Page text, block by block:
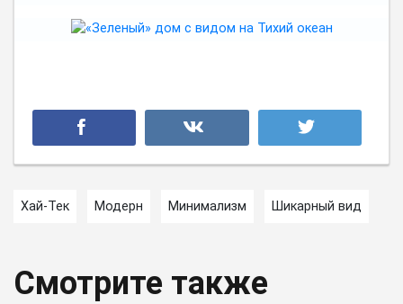
Хай-Тек Модерн Минимализм Шикарный вид
Смотрите также